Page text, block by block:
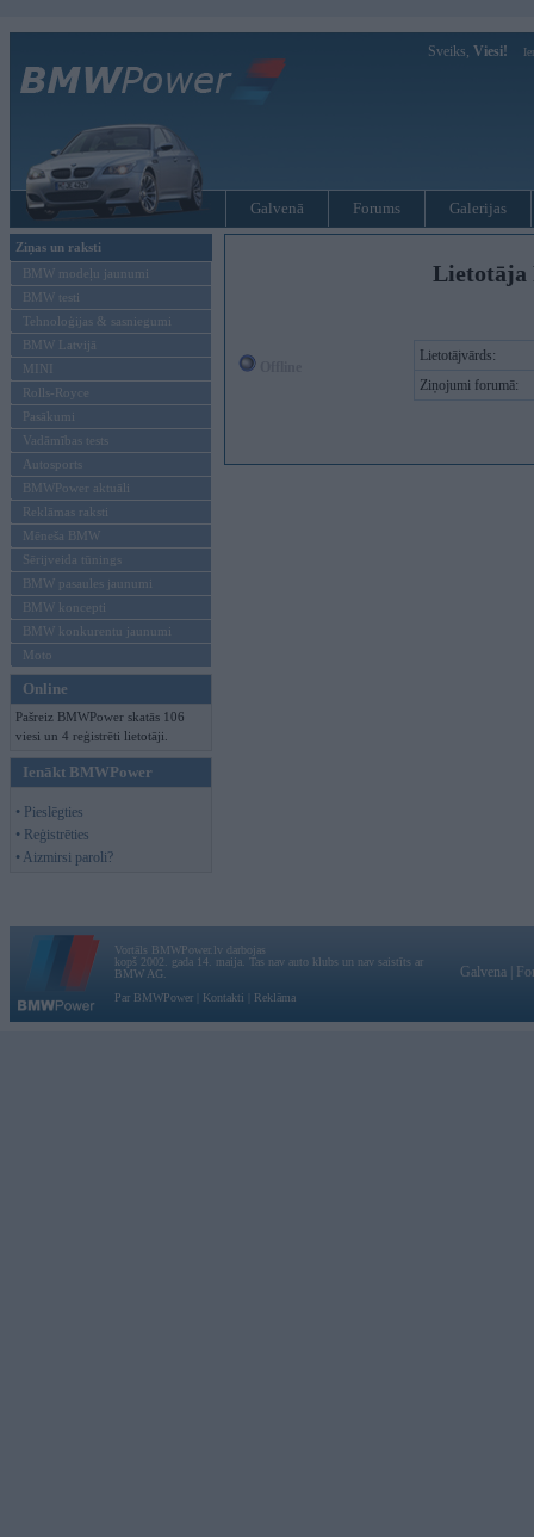
Sveiks, Viesi!
Galvenā Forums Galerijas
Ziņas un raksti
BMW modeļu jaunumi
BMW testi
Tehnoloģijas & sasniegumi
BMW Latvijā
MINI
Rolls-Royce
Pasākumi
Vadāmības tests
Autosports
BMWPower aktuāli
Reklāmas raksti
Mēneša BMW
Sērijveida tūnings
BMW pasaules jaunumi
BMW koncepti
BMW konkurentu jaunumi
Moto
Online
Pašreiz BMWPower skatās 106
viesi un 4 reģistrēti lietotāji.
Ienākt BMWPower
• Pieslēgties
• Reģistrēties
• Aizmirsi paroli?
Lietotāja
Lietotājvārds:
Ziņojumi forumā:
Vortāls BMWPower.lv darbojas
kopš 2002. gada 14. maija. Tas nav auto klubs un nav saistīts ar
BMW AG.
Par BMWPower
Kontakti Reklāma
Galvena